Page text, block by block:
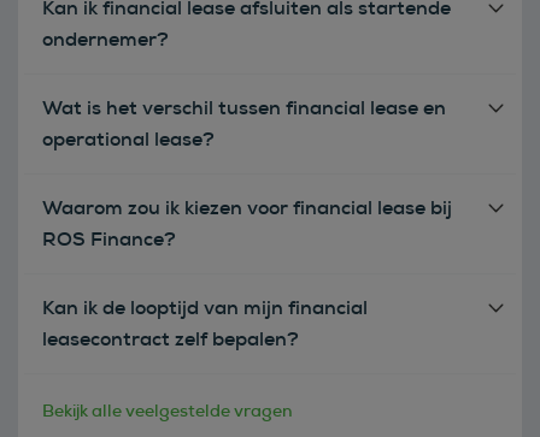
Kan ik financial lease afsluiten als startende
ondernemer?
Wat is het verschil tussen financial lease en
operational lease?
Waarom zou ik kiezen voor financial lease bij
ROS Finance?
Kan ik de looptijd van mijn financial
leasecontract zelf bepalen?
Bekijk alle veelgestelde vragen